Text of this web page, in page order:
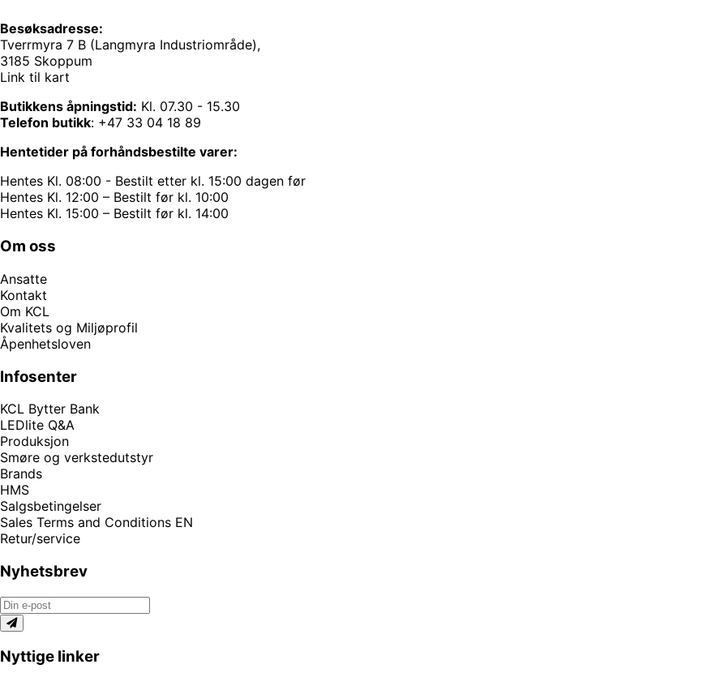
Besøksadresse:
Tverrmyra 7 B (Langmyra Industriområde),
3185 Skoppum
Link til kart
Butikkens åpningstid: Kl. 07.30 - 15.30
Telefon butikk: +47 33 04 18 89
Hentetider på forhåndsbestilte varer:
Hentes Kl. 08:00 - Bestilt etter kl. 15:00 dagen før
Hentes Kl. 12:00 – Bestilt før kl. 10:00
Hentes Kl. 15:00 – Bestilt før kl. 14:00
Om oss
Ansatte
Kontakt
Om KCL
Kvalitets og Miljøprofil
Åpenhetsloven
Infosenter
KCL Bytter Bank
LEDlite Q&A
Produksjon
Smøre og verkstedutstyr
Brands
HMS
Salgsbetingelser
Sales Terms and Conditions EN
Retur/service
Nyhetsbrev
Nyttige linker